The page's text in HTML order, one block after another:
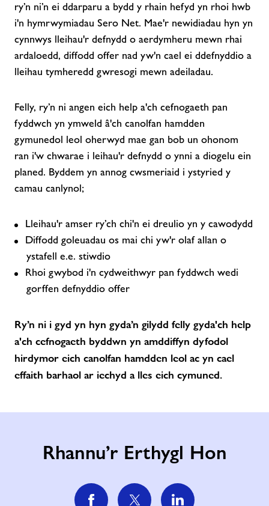
ry’n ni’n ei ddarparu a bydd y rhain hefyd yn rhoi hwb
i'n hymrwymiadau Sero Net. Mae'r newidiadau hyn yn
cynnwys lleihau'r defnydd o aerdymheru mewn rhai
ardaloedd, diffodd offer nad yw'n cael ei ddefnyddio a
lleihau tymheredd gwresogi mewn adeiladau.
Felly, ry’n ni angen eich help a'ch cefnogaeth pan
fyddwch yn ymweld â'ch canolfan hamdden
gymunedol leol oherwyd mae gan bob un ohonom
ran i'w chwarae i leihau'r defnydd o ynni a diogelu ein
planed. Byddem yn annog cwsmeriaid i ystyried y
camau canlynol;
Lleihau'r amser ry’ch chi'n ei dreulio yn y cawodydd
Diffodd goleuadau os mai chi yw'r olaf allan o
ystafell e.e. stiwdio
Rhoi gwybod i'n cydweithwyr pan fyddwch wedi
gorffen defnyddio offer
Ry’n ni i gyd yn hyn gyda’n gilydd felly gyda'ch help
a'ch cefnogaeth byddwn yn amddiffyn dyfodol
hirdymor eich canolfan hamdden leol ac yn cael
effaith barhaol ar iechyd a lles eich cymuned.
Rhannu’r Erthygl Hon